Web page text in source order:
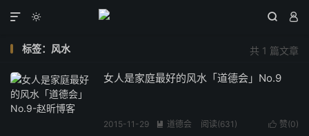
  

共 1 篇文章
标签：风水
女人是家庭最好的风水「道德会」No.9
 赞(0)
2015-11-29  道德会 阅读(631 )